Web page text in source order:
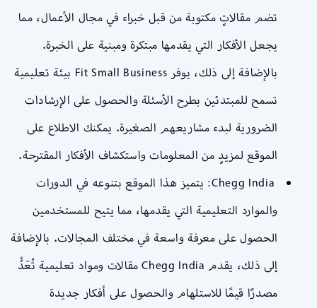
تضم مقالاتٍ مكتوبة من قبل خبراء في مجال الأعمال، مما
يجعل الأفكار التي يقدمها مبتكرة ومبنية على الخبرة.
بالإضافة إلى ذلك، يوفر Fit Small Business بيئة تعليمية
تسمح للمبتدئين بطرح الأسئلة والحصول على الإرشادات
الضرورية لبدء مشاريعهم الصغيرة. يمكنك الاطلاع على
الموقع لمزيدٍ من المعلومات واستكشاف الأفكار المقترحة.
Chegg India: يتميز هذا الموقع بتنوعه في الدورات
والموارد التعليمية التي يقدمها، مما يتيح للمستخدمين
الحصول على معرفة واسعة في مختلف المجالات. بالإضافة
إلى ذلك، يقدم Chegg India مقالات ومواد تعليمية تُعَدُّ
مصدرًا قيمًا للاستلهام والحصول على أفكار جديدة